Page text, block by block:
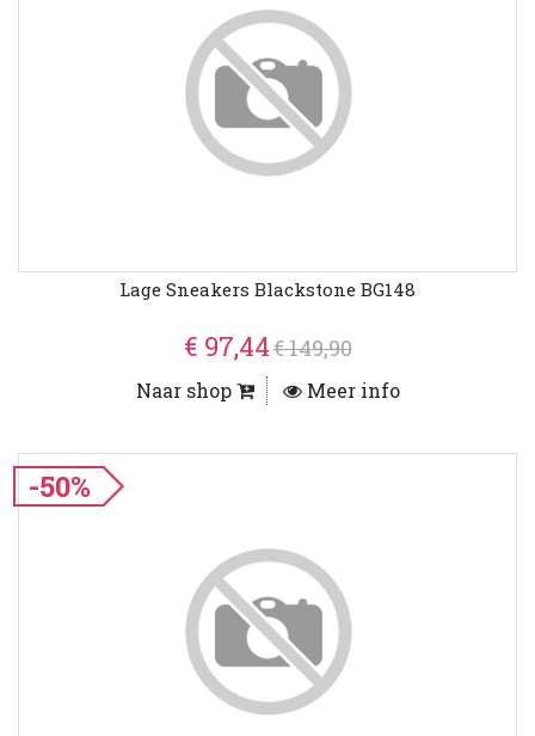
Lage Sneakers Blackstone BG148
€ 97,44€ 149,90
Naar shop Meer info
-50%